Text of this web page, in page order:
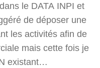
le DATA INPI et
de déposer une
les activités afin de
mais cette fois je
existant…